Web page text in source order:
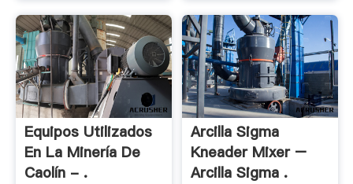
Equipos Utilizados
En La Minería De
Caolín - .
Arcilla Sigma
Kneader Mixer –
Arcilla Sigma .